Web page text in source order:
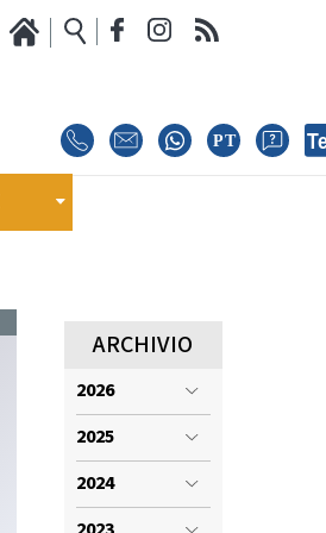
MODULISTICA RICHIESTA
ISCRIZIONE
INTERNAZIONALI
REGOLAMENTI E
ARCHIVIO
2026
2025
2024